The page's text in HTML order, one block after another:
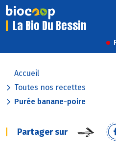
La Bio Du Bessin
Accueil
Toutes nos recettes
Purée banane-poire
Partager sur